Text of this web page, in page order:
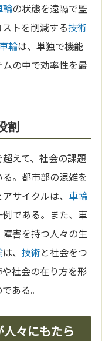
輪の状態を遠隔で監
トを削減する技術
車輪は、単独で機能
の中で効率性を最
割
超えて、社会の課題
。都市部の混雑を
サイクルは、 車輪
である。また、車
害を持つ人々の生
は、技術と社会をつ
社会の在り方を形
ある。
々にもたら